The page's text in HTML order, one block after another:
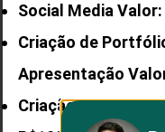
Social Media
Criação de
Apresentação
Criação de E-mail